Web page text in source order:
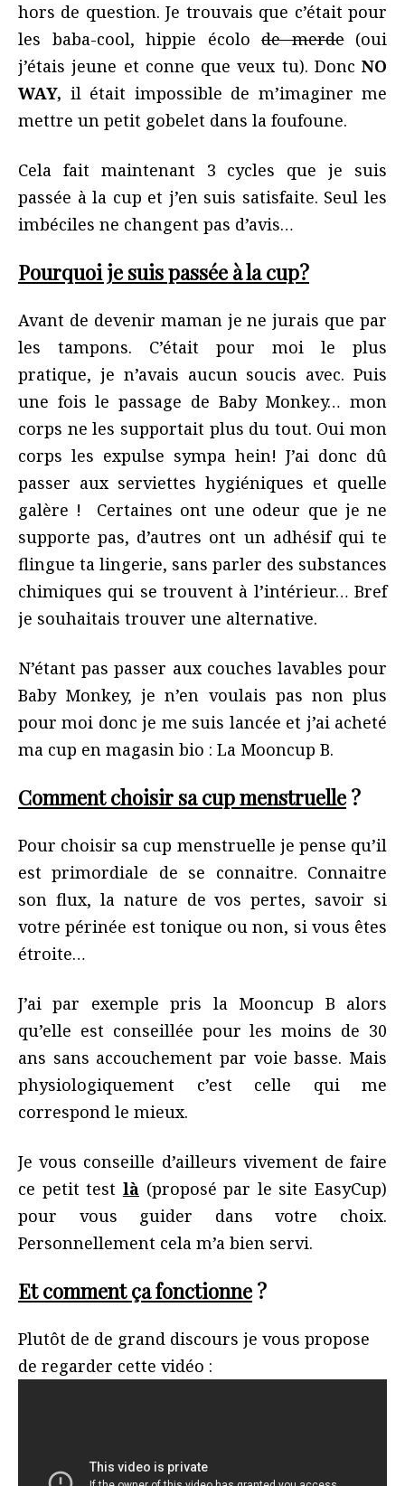
hors de question. Je trouvais que c’était pour
les baba-cool, hippie écolo de merde(oui
j’étais jeune et conne que veux tu). Donc NO
WAY, il était impossible de m’imaginer me
mettre un petit gobelet dans la foufoune.
Cela fait maintenant 3 cycles que je suis
passée à la cup et j’en suis satisfaite. Seul les
imbéciles ne changent pas d’avis…
Pourquoi je suis passée à la cup?
Avant de devenir maman je ne jurais que par
les tampons. C’était pour moi le plus
pratique, je n’avais aucun soucis avec. Puis
une fois le passage de Baby Monkey… mon
corps ne les supportait plus du tout. Oui mon
corps les expulse sympa hein! J’ai donc dû
passer aux serviettes hygiéniques et quelle
galère ! Certaines ont une odeur que je ne
supporte pas, d’autres ont un adhésif qui te
flingue ta lingerie, sans parler des substances
chimiques qui se trouvent à l’intérieur… Bref
je souhaitais trouver une alternative.
N’étant pas passer aux couches lavables pour
Baby Monkey, je n’en voulais pas non plus
pour moi donc je me suis lancée et j’ai acheté
ma cup en magasin bio : La Mooncup B.
Comment choisir sa cup menstruelle ?
Pour choisir sa cup menstruelle je pense qu’il
est primordiale de se connaitre. Connaitre
son flux, la nature de vos pertes, savoir si
votre périnée est tonique ou non, si vous êtes
étroite…
J’ai par exemple pris la Mooncup B alors
qu’elle est conseillée pour les moins de 30
ans sans accouchement par voie basse. Mais
physiologiquement c’est celle qui me
correspond le mieux.
Je vous conseille d’ailleurs vivement de faire
ce petit test là(proposé par le site EasyCup)
pour vous guider dans votre choix.
Personnellement cela m’a bien servi.
Et comment ça fonctionne ?
Plutôt de de grand discours je vous propose
de regarder cette vidéo :